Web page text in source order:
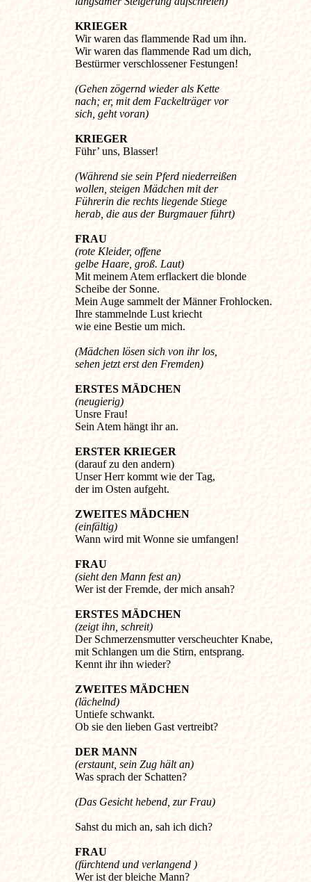
KRIEGER
Wir waren das flammende Rad um ihn.
Wir waren das flammende Rad um dich,
Bestürmer verschlossener Festungen!
(Gehen zögernd wieder als Kette
nach; er, mit dem Fackelträger vor
sich, geht voran)
KRIEGER
Führ’ uns, Blasser!
(Während sie sein Pferd niederreißen
wollen, steigen Mädchen mit der
Führerin die rechts liegende Stiege
herab, die aus der Burgmauer führt)
FRAU
(rote Kleider, offene
gelbe Haare, groß. Laut)
Mit meinem Atem erflackert die blonde
Scheibe der Sonne.
Mein Auge sammelt der Männer Frohlocken.
Ihre stammelnde Lust kriecht
wie eine Bestie um mich.
(Mädchen lösen sich von ihr los,
sehen jetzt erst den Fremden)
ERSTES MÄDCHEN
(neugierig)
Unsre Frau!
Sein Atem hängt ihr an.
ERSTER KRIEGER
(darauf zu den andern)
Unser Herr kommt wie der Tag,
der im Osten aufgeht.
ZWEITES MÄDCHEN
(einfältig)
Wann wird mit Wonne sie umfangen!
FRAU
(sieht den Mann fest an)
Wer ist der Fremde, der mich ansah?
ERSTES MÄDCHEN
(zeigt ihn, schreit)
Der Schmerzensmutter verscheuchter Knabe,
mit Schlangen um die Stirn, entsprang.
Kennt ihr ihn wieder?
ZWEITES MÄDCHEN
(lächelnd)
Untiefe schwankt.
Ob sie den lieben Gast vertreibt?
DER MANN
(erstaunt, sein Zug hält an)
Was sprach der Schatten?
(Das Gesicht hebend, zur Frau)
Sahst du mich an, sah ich dich?
FRAU
(fürchtend und verlangend )
Wer ist der bleiche Mann?